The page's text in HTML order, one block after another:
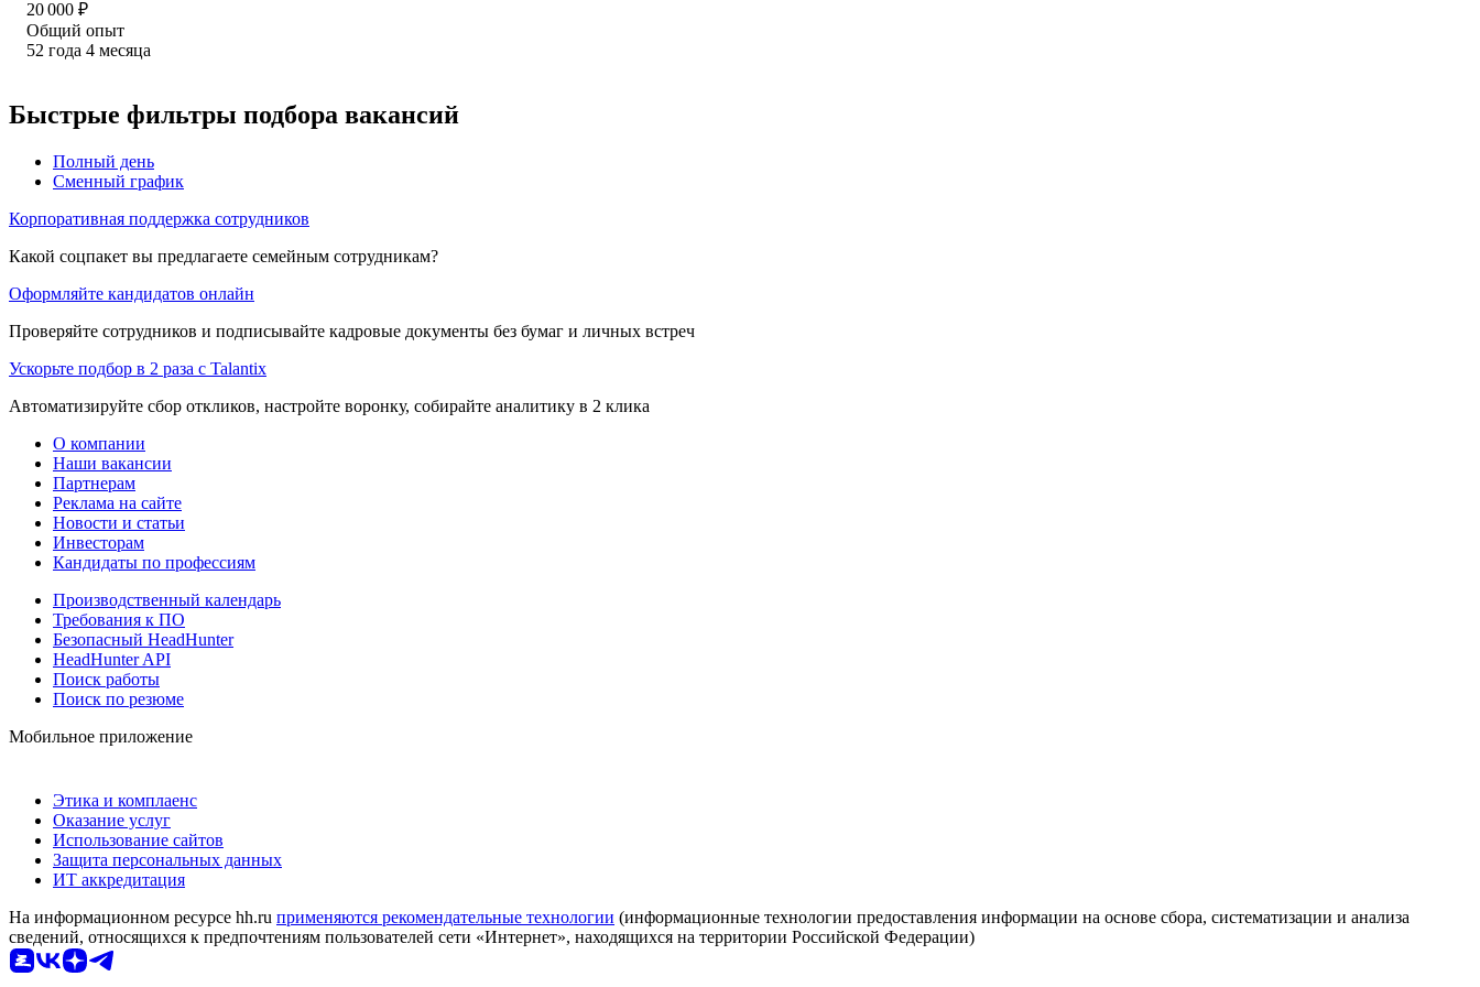
20 000 ₽
Общий опыт
52 года 4 месяца
Быстрые фильтры подбора вакансий
Полный день
Сменный график
Корпоративная поддержка сотрудников
Какой соцпакет вы предлагаете семейным сотрудникам?
Оформляйте кандидатов онлайн
Проверяйте сотрудников и подписывайте кадровые документы без бумаг и личных встреч
Ускорьте подбор в 2 раза с Talantix
Автоматизируйте сбор откликов, настройте воронку, собирайте аналитику в 2 клика
О компании
Наши вакансии
Партнерам
Реклама на сайте
Новости и статьи
Инвесторам
Кандидаты по профессиям
Производственный календарь
Требования к ПО
Безопасный HeadHunter
HeadHunter API
Поиск работы
Поиск по резюме
Мобильное приложение
Этика и комплаенс
Оказание услуг
Использование сайтов
Защита персональных данных
ИТ аккредитация
На информационном ресурсе hh.ru применяются рекомендательные технологии (информационные технологии предоставления информации на основе сбора, систематизации и анализа
сведений, относящихся к предпочтениям пользователей сети «Интернет», находящихся на территории Российской Федерации)